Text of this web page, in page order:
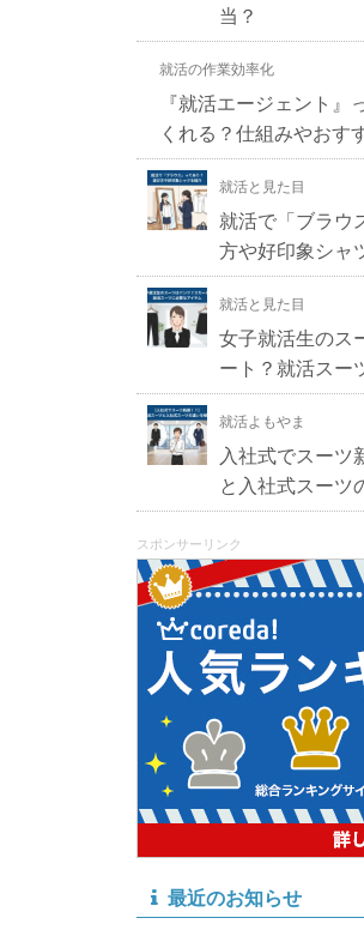
当？
就活の作業効率化
『就活エージェント』
くれる？仕組みやおす
就活と見た目
就活で「ブラウ
方や好印象シャ
就活と見た目
女子就活生のス
ート？就活スー
就活よもやま
入社式でスーツ
と入社式スーツ
スポンサーリンク
最近のお知らせ